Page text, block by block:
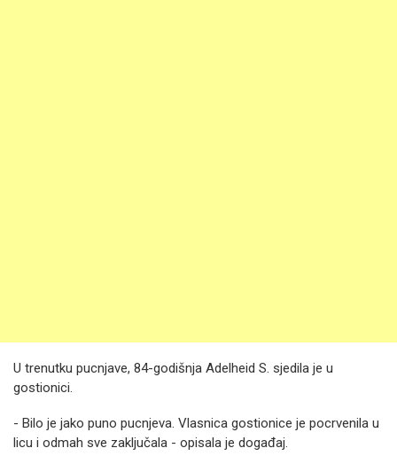
U trenutku pucnjave, 84-godišnja Adelheid S. sjedila je u
gostionici.
- Bilo je jako puno pucnjeva. Vlasnica gostionice je pocrvenila u
licu i odmah sve zaključala - opisala je događaj.